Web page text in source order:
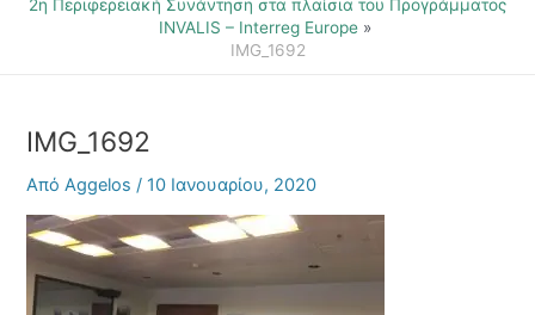
2η Περιφερειακή Συνάντηση στα πλαίσια του Προγράμματος
INVALIS – Interreg Europe
IMG_1692
IMG_1692
ΑπόAggelos/10 Ιανουαρίου, 2020